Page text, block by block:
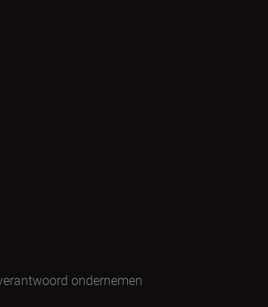
ondernemen